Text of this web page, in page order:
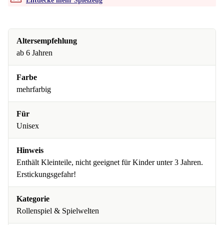
Altersempfehlung
ab 6 Jahren
Farbe
mehrfarbig
Für
Unisex
Hinweis
Enthält Kleinteile, nicht geeignet für Kinder unter 3 Jahren.
Erstickungsgefahr!
Kategorie
Rollenspiel & Spielwelten